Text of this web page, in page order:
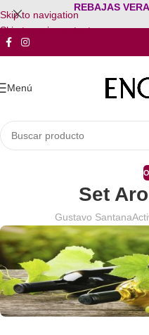
Skip to navigation
Skip to main content
REBAJAS
Menú
Set
Gustavo Santana